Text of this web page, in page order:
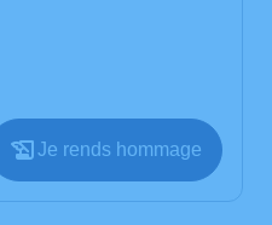
Je rends hommage